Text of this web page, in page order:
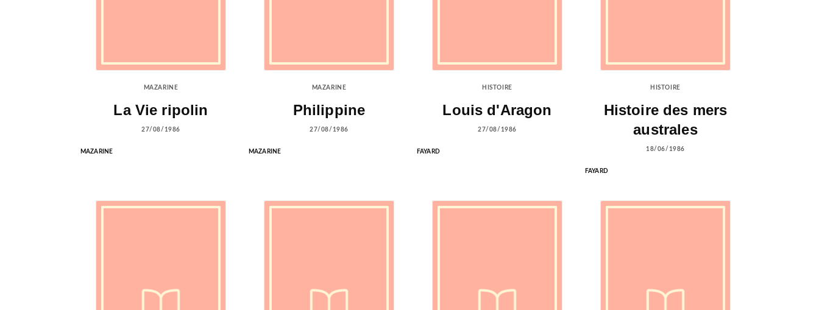
MAZARINE
La Vie ripolin
27/08/1986
MAZARINE
MAZARINE
Philippine
27/08/1986
MAZARINE
HISTOIRE
Louis d'Aragon
27/08/1986
FAYARD
HISTOIRE
Histoire des mers
australes
18/06/1986
FAYARD